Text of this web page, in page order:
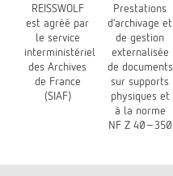
REISSWOLF
est agréé par
le service
interministériel
des Archives
de France
(SIAF)
Prestations
d’archivage et
de gestion
externalisée
de documents
sur supports
physiques et
à la norme
NF Z 40-350